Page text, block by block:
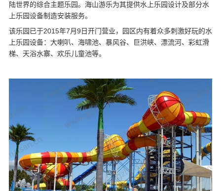
陆世界的综合主题乐园。海山游乐为其提供水上乐园设计及部分水
上乐园设备制造安装服务。
该乐园已于2015年7月9日开门营业，园区内有着众多刺激好玩的水
上乐园设备：大喇叭、海啸池、暴风谷、巨洪峡、漂流河、彩虹滑
梯、天浴水寨、欢乐儿童池等。